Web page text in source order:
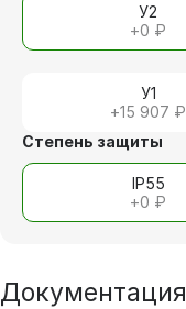
У2
+0 ₽
У1
+15 907 ₽
Степень защиты
IP55
+0 ₽
Документация